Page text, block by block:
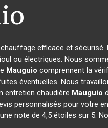
efficace et sécurisé.
ou électriques. Nous
Mauguio comprennent la
éventuelles. Nous
entretien chaudière Mauguio
personnalisés pour votre
note de 4,5 étoiles sur 5.